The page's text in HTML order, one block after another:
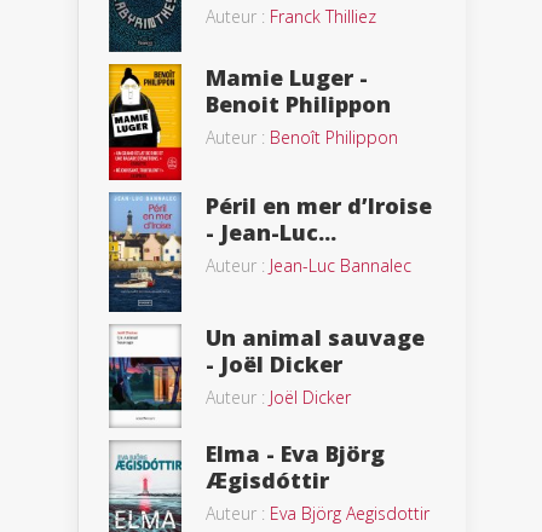
Auteur : Franck Thilliez
Mamie Luger -
Benoit Philippon
Auteur : Benoît Philippon
Péril en mer d’Iroise
- Jean-Luc...
Auteur : Jean-Luc Bannalec
Un animal sauvage
- Joël Dicker
Auteur : Joël Dicker
Elma - Eva Björg
Ægisdóttir
Auteur : Eva Björg Aegisdottir